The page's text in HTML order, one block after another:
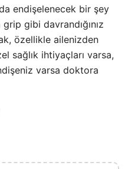
endişelenecek bir şey
gibi davrandığınız
özellikle ailenizden
sağlık ihtiyaçları varsa,
varsa doktora